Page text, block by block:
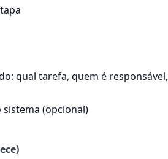
qual tarefa, quem é responsável,
sistema (opcional)